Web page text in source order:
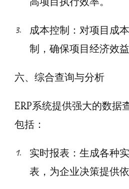
成本控制：对项目成
制，确保项目经济效益
六、综合查询与分析
ERP系统提供强大的数据
包括：
实时报表：生成各种
表，为企业决策提供依